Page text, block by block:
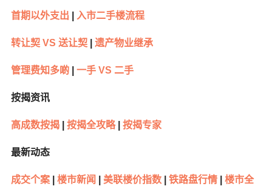
首期以外支出 入市二手楼流程
转让契 VS 送让契| 遗产物业继承
管理费知多啲| 一手 VS 二手
按揭资讯
高成数按揭| 按揭全攻略| 按揭专家
最新动态
成交个案| 楼市新闻 美联楼价指数| 铁路盘行情|
楼市全